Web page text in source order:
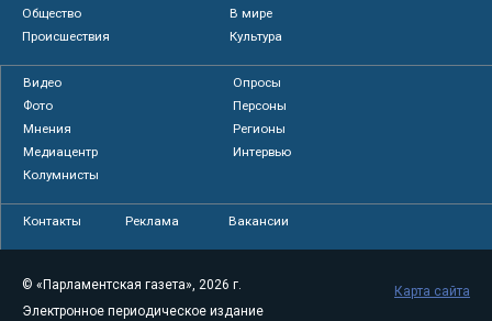
Общество
В мире
Происшествия
Культура
Видео
Опросы
Фото
Персоны
Мнения
Регионы
Медиацентр
Интервью
Колумнисты
Контакты Реклама Вакансии
© «Парламентская газета», 2026 г.
Электронное периодическое издание
Карта сайта